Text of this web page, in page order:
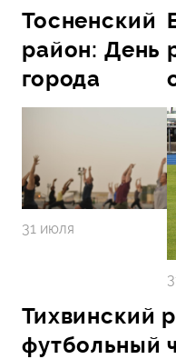
Тосненский
район: День
города
31 июля
Тихвинский
футбольный